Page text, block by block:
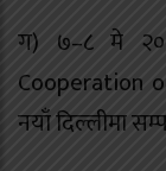
ग) ७–८ मे
Cooperation
नयाँ दिल्लीमा